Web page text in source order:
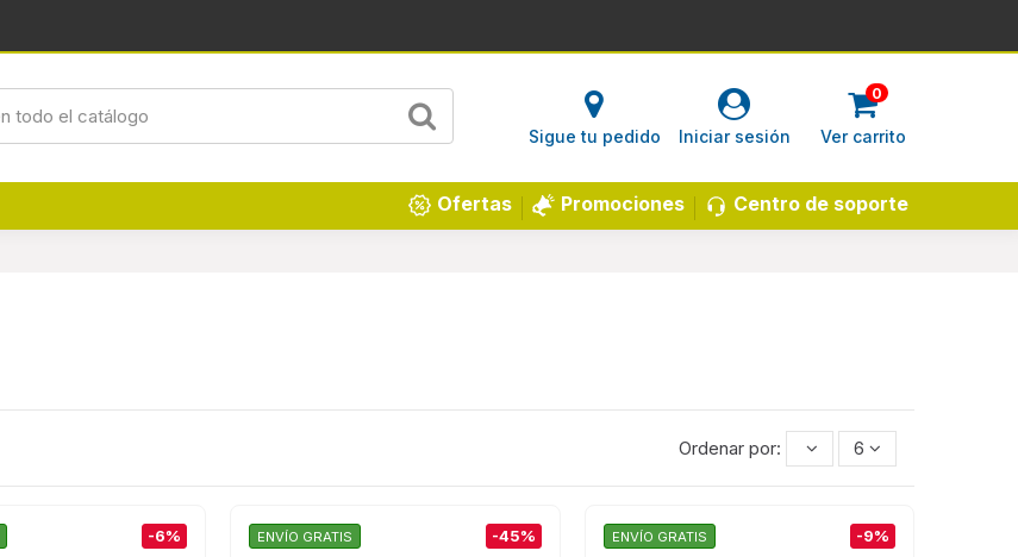
Sigue tu pedido Iniciar sesión
0
Ver carrito
Centro de soporte
Promociones
Ofertas
Ordenar por: 6
-6% ENVÍO GRATIS -45% ENVÍO GRATIS -9%